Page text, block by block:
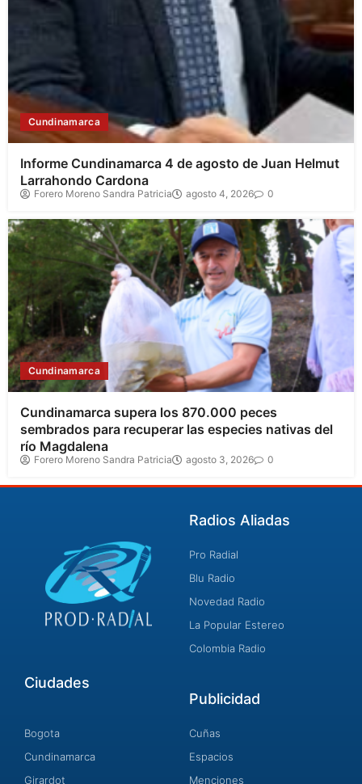
Cundinamarca
Informe Cundinamarca 4 de agosto de Juan Helmut
Larrahondo Cardona
Forero Moreno Sandra Patricia agosto 4, 2026 0
Cundinamarca
Cundinamarca supera los 870.000 peces
sembrados para recuperar las especies nativas del
río Magdalena
Forero Moreno Sandra Patricia agosto 3, 2026 0
Radios Aliadas
Pro Radial
Blu Radio
Novedad Radio
La Popular Estereo
Colombia Radio
Ciudades
Bogota
Cundinamarca
Girardot
Publicidad
Cuñas
Espacios
Menciones